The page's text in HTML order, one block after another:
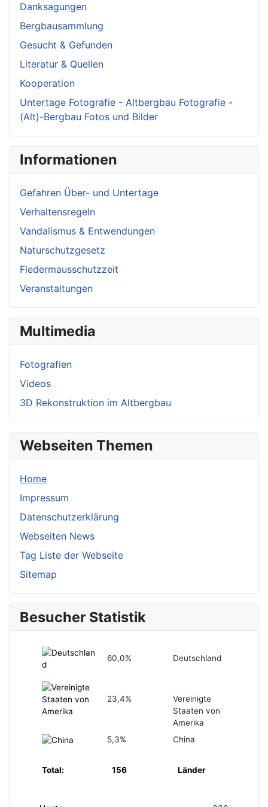
Danksagungen
Bergbausammlung
Gesucht & Gefunden
Literatur & Quellen
Kooperation
Untertage Fotografie - Altbergbau Fotografie -
(Alt)-Bergbau Fotos und Bilder
Informationen
Gefahren Über- und Untertage
Verhaltensregeln
Vandalismus & Entwendungen
Naturschutzgesetz
Fledermausschutzzeit
Veranstaltungen
Multimedia
Fotografien
Videos
3D Rekonstruktion im Altbergbau
Webseiten Themen
Home
Impressum
Datenschutzerklärung
Webseiten News
Tag Liste der Webseite
Sitemap
Besucher Statistik
60,0% Deutschland
23,4%
Vereinigte
Staaten von
Amerika
5,3%
China
Total: 156 Länder